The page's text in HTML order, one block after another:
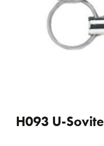
H093 U-Sovite